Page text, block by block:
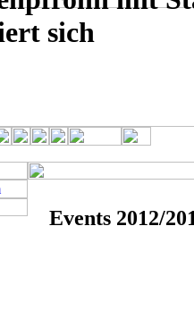
sich
Events 2012/